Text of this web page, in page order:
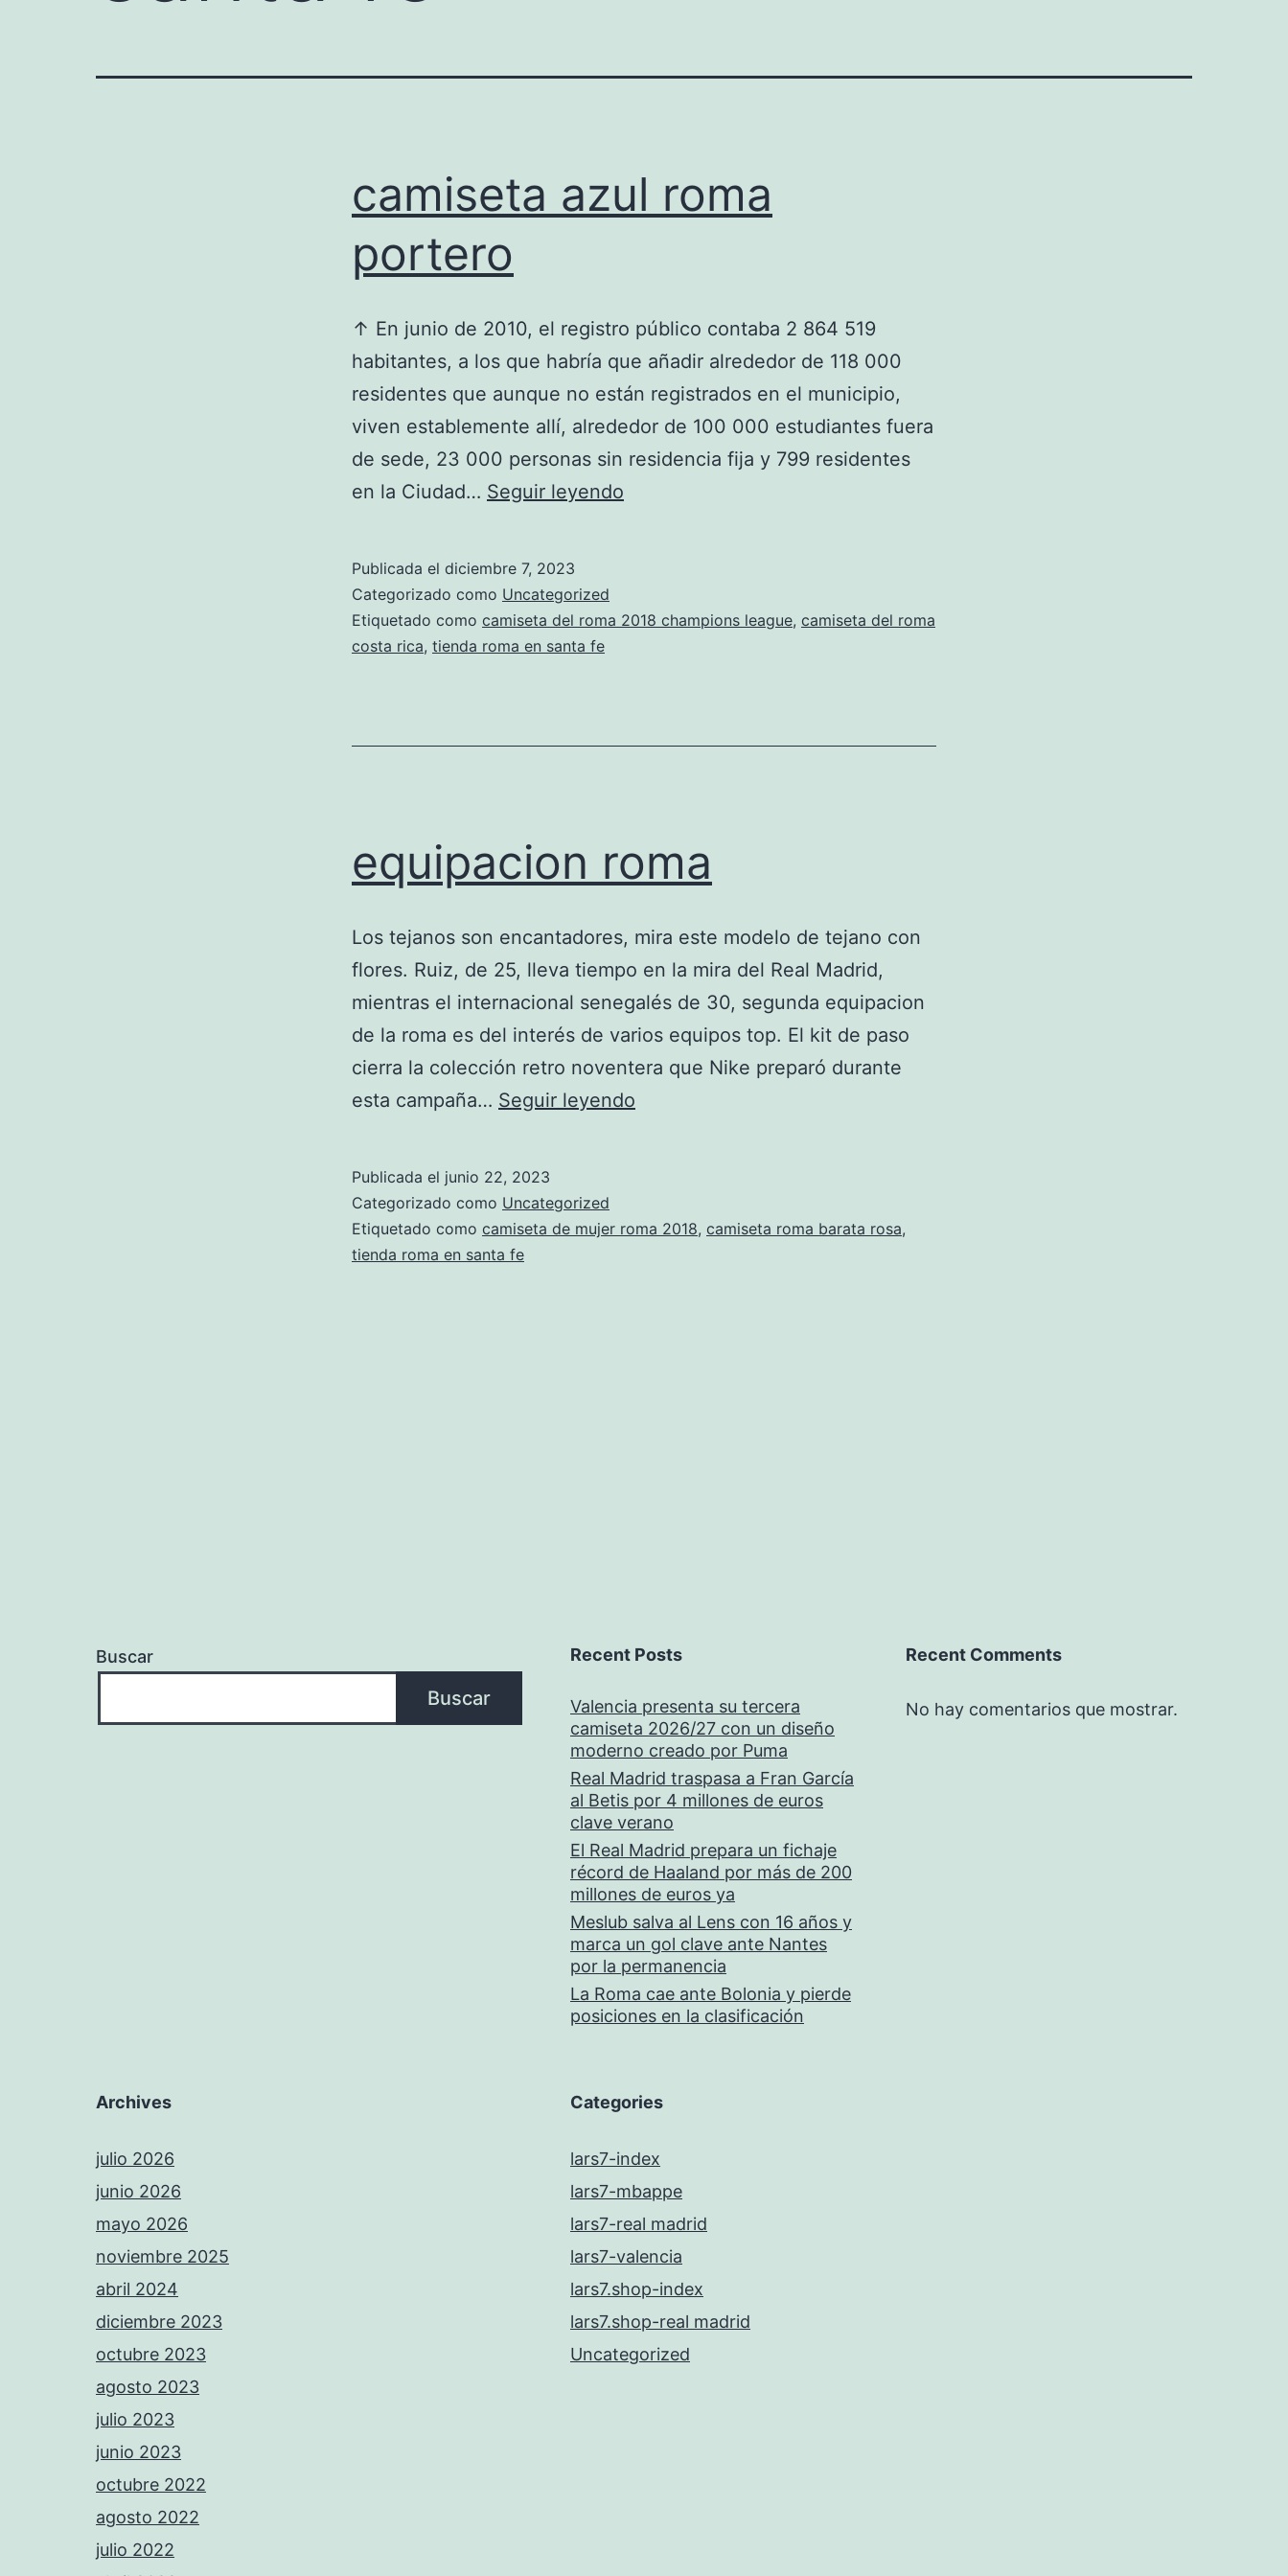
camiseta azul roma
portero
↑ En junio de 2010, el registro público contaba 2 864 519
habitantes, a los que habría que añadir alrededor de 118 000
residentes que aunque no están registrados en el municipio,
viven establemente allí, alrededor de 100 000 estudiantes fuera
de sede, 23 000 personas sin residencia fija y 799 residentes
en la Ciudad… Seguir leyendo
Publicada el diciembre 7, 2023
Categorizado como Uncategorized
Etiquetado como camiseta del roma 2018 champions league, camiseta del roma
costa rica, tienda roma en santa fe
equipacion roma
Los tejanos son encantadores, mira este modelo de tejano con
flores. Ruiz, de 25, lleva tiempo en la mira del Real Madrid,
mientras el internacional senegalés de 30, segunda equipacion
de la roma es del interés de varios equipos top. El kit de paso
cierra la colección retro noventera que Nike preparó durante
esta campaña… Seguir leyendo
Publicada el junio 22, 2023
Categorizado como Uncategorized
Etiquetado como camiseta de mujer roma 2018, camiseta roma barata rosa,
tienda roma en santa fe
Buscar
Buscar
Recent Posts
Valencia presenta su tercera
camiseta 2026/27 con un diseño
moderno creado por Puma
Real Madrid traspasa a Fran García
al Betis por 4 millones de euros
clave verano
El Real Madrid prepara un fichaje
récord de Haaland por más de 200
millones de euros ya
Meslub salva al Lens con 16 años y
marca un gol clave ante Nantes
por la permanencia
La Roma cae ante Bolonia y pierde
posiciones en la clasificación
Recent Comments
No hay comentarios que mostrar.
Archives
julio 2026
junio 2026
mayo 2026
noviembre 2025
abril 2024
diciembre 2023
octubre 2023
agosto 2023
julio 2023
junio 2023
octubre 2022
agosto 2022
julio 2022
Categories
lars7-index
lars7-mbappe
lars7-real madrid
lars7-valencia
lars7.shop-index
lars7.shop-real madrid
Uncategorized